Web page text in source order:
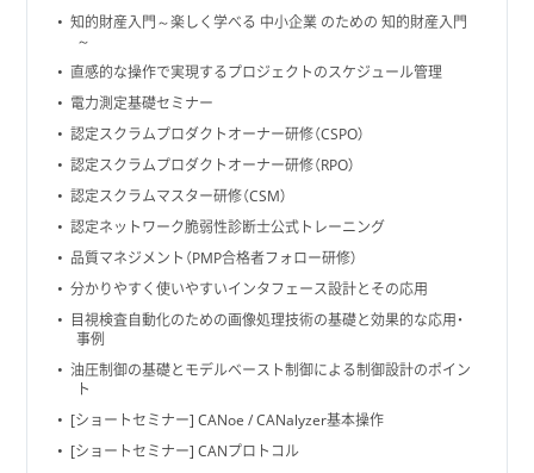
知的財産入門～楽しく学べる 中小企業 のための 知的財産入門
～
直感的な操作で実現するプロジェクトのスケジュール管理
電力測定基礎セミナー
認定スクラムプロダクトオーナー研修（CSPO）
認定スクラムプロダクトオーナー研修（RPO）
認定スクラムマスター研修（CSM）
認定ネットワーク脆弱性診断士公式トレーニング
品質マネジメント（PMP合格者フォロー研修）
分かりやすく使いやすいインタフェース設計とその応用
目視検査自動化のための画像処理技術の基礎と効果的な応用・
事例
油圧制御の基礎とモデルベースト制御による制御設計のポイン
ト
[ショートセミナー] CANoe / CANalyzer基本操作
[ショートセミナー] CANプロトコル